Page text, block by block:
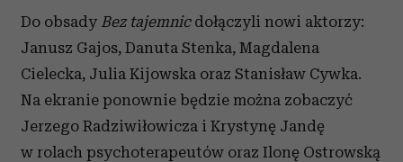
Do obsady Bez tajemnic dołączyli nowi aktorzy:
Janusz Gajos, Danuta Stenka, Magdalena
Cielecka, Julia Kijowska oraz Stanisław Cywka.
Na ekranie ponownie będzie można zobaczyć
Jerzego Radziwiłowicza i Krystynę Jandę
w rolach psychoterapeutów oraz Ilonę Ostrowską